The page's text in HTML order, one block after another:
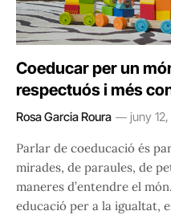
Coeducar per un
respectuós i més
Rosa Garcia Roura juny
Parlar de coeducació és
mirades, de paraules, de
maneres d’entendre el
educació per a la igualtat,